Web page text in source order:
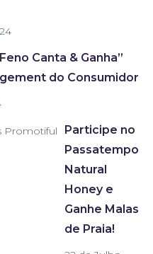
Canta & Ganha”
do Consumidor
Participe no
Passatempo
Natural
Honey e
Ganhe Malas
de Praia!